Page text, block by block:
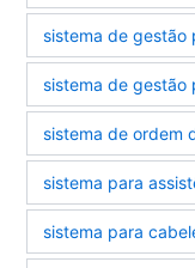
sistema de gestão
sistema de gestão
sistema de ordem
sistema para
sistema para